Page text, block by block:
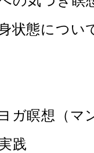
状態につい
ガ瞑想（マ
践